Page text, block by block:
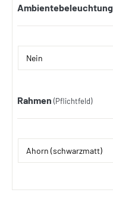
Ambientebeleuchtung
Rahmen (Pflichtfeld)